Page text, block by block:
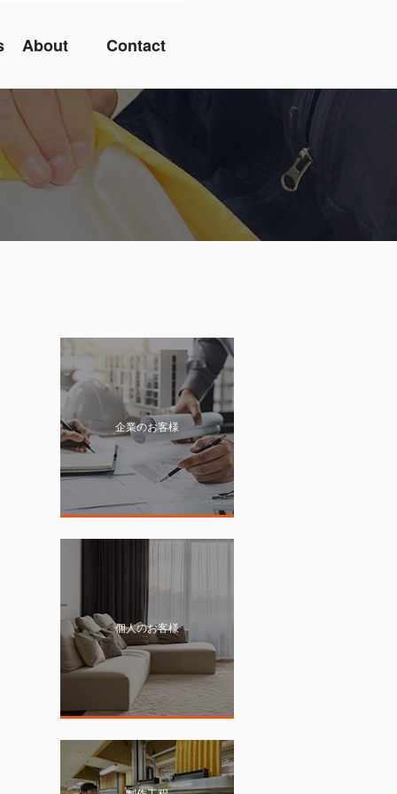
About Contact
企業のお客様
個人のお客様